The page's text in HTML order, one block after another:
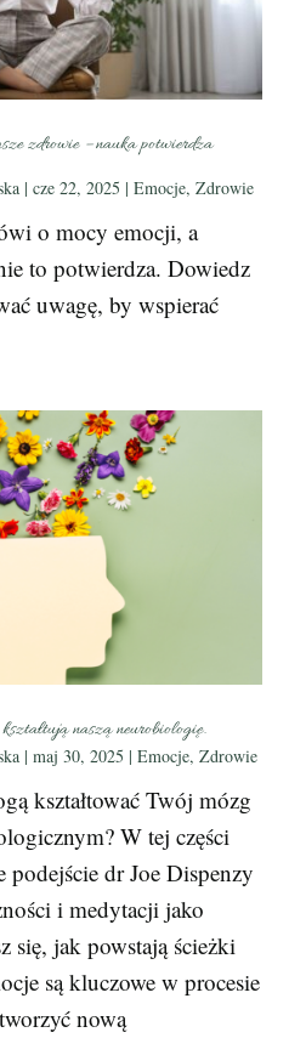
zdrowie – nauka potwierdza
|cze 22, 2025 |Emocje,Zdrowie
o mocy emocji, a
to potwierdza. Dowiedz
uwagę, by wspierać
naszą neurobiologię.
|maj 30, 2025 |Emocje,Zdrowie
kształtować Twój mózg
W tej części
podejście dr Joe Dispenzy
i medytacji jako
się, jak powstają ścieżki
są kluczowe w procesie
nową